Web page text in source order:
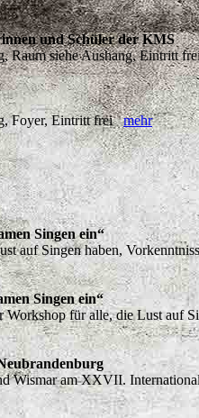
und Schüler der KMS
Raum siehe Aushang, Eintritt
Foyer, Eintritt freimehr
Singen ein“
auf Singen haben,
Singen ein“
Workshop für alle, die Lust auf
Wismar am XXVII.